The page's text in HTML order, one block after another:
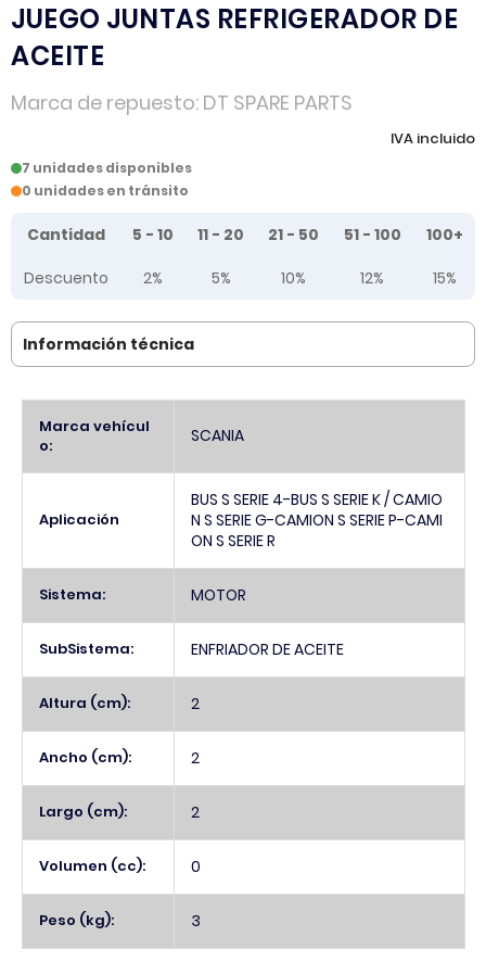
JUEGO JUNTAS REFRIGERADOR DE
ACEITE
Marca de repuesto DT SPARE PARTS
IVA incluido
7 unidades disponibles
0 unidades en tránsito
Tier prices table
Cantidad 5 - 10 11 - 20 21 - 50 51 - 100
100+
Descuento
2% 5% 10% 12% 15%
Información técnica
Información
Marca vehícul
o:
SCANIA
Aplicación
BUS S SERIE 4-BUS S SERIE K / CAMIO
N S SERIE G-CAMION S SERIE P-CAMI
ON S SERIE R
Sistema: MOTOR
SubSistema: ENFRIADOR DE ACEITE
Altura (cm): 2
Ancho (cm): 2
Largo (cm): 2
Volumen (cc): 0
Peso (kg): 3